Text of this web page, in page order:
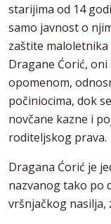
starijima od 14
samo javnost o
zaštite maloletnika
Dragane Ćorić,
opomenom,
počiniocima, dok
novčane kazne i
roditeljskog prava.
Dragana Ćorić je
nazvanog tako po
vršnjačkog nasilja,